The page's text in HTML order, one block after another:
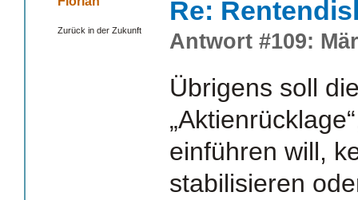
Zurück in der Zukunft
Re:
Antwort #109:
Übrigens soll
einführen will,
stabilisieren